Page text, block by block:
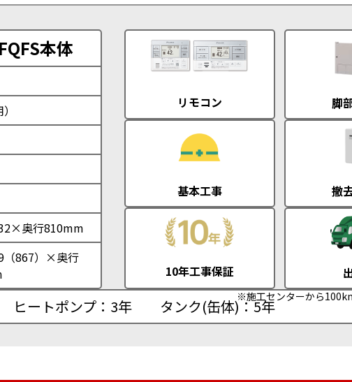
本体
奥行810mm
867）×奥行
リモコン 脚
基本工事 撤
10年工事保証
※施工センターから
ヒートポンプ：3年 タンク(缶体)：5年